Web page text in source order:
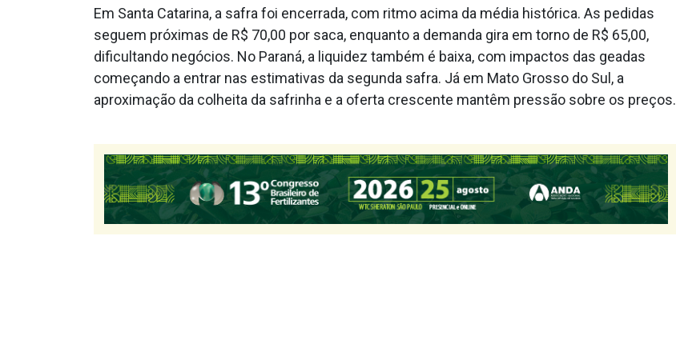
Em Santa Catarina, a safra foi encerrada, com ritmo acima da média histórica. As pedidas
seguem próximas de R$ 70,00 por saca, enquanto a demanda gira em torno de R$ 65,00,
dificultando negócios. No Paraná, a liquidez também é baixa, com impactos das geadas
começando a entrar nas estimativas da segunda safra. Já em Mato Grosso do Sul, a
aproximação da colheita da safrinha e a oferta crescente mantêm pressão sobre os preços.